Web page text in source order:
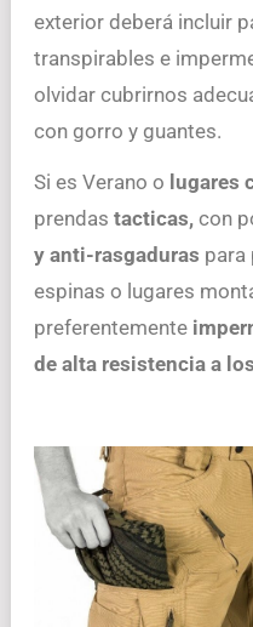
exterior deberá incluir
transpirables e
olvidar cubrirnos
con gorro y guantes.
Si es Verano o lugares
prendas tacticas,con
y anti-rasgaduras para
espinas o lugares
preferentemente
de alta resistencia a